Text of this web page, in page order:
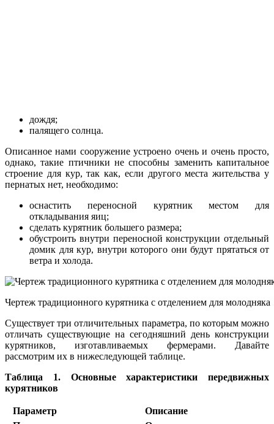
дождя;
палящего солнца.
Описанное нами сооружение устроено очень и очень просто,
однако, такие птичники не способны заменить капитальное
строение для кур, так как, если другого места жительства у
пернатых нет, необходимо:
оснастить переносной курятник местом для
откладывания яиц;
сделать курятник большего размера;
обустроить внутри переносной конструкции отдельный
домик для кур, внутри которого они будут прятаться от
ветра и холода.
Чертеж традиционного курятника с отделением для молодняка
Существует три отличительных параметра, по которым можно
отличать существующие на сегодняшний день конструкции
курятников, изготавливаемых фермерами. Давайте
рассмотрим их в нижеследующей таблице.
Таблица 1. Основные характеристики передвижных
курятников
Параметр
Описание